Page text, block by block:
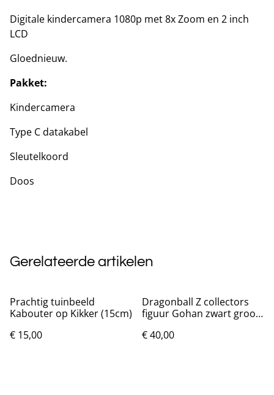
Digitale kindercamera 1080p met 8x Zoom en 2 inch
LCD
Gloednieuw.
Pakket:
Kindercamera
Type C datakabel
Sleutelkoord
Doos
Gerelateerde artikelen
Prachtig tuinbeeld
Kabouter op Kikker (15cm)
€ 15,00
Dragonball Z collectors
figuur Gohan zwart groot
€ 40,00